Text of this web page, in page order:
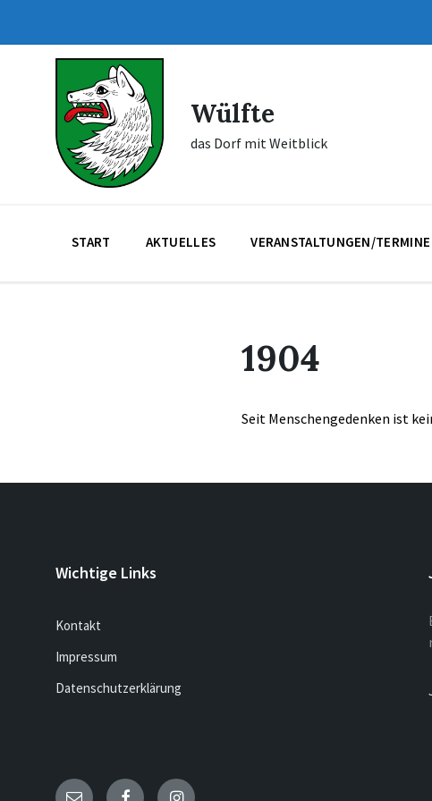
navigation
Wülfte
das Dorf mit Weitblick
START AKTUELLES VERANSTALTUNGEN/TERMINE
1904
Seit Menschengedenken ist
Wichtige Links
Kontakt
Impressum
Datenschutzerklärung
Email FacebookInstagram